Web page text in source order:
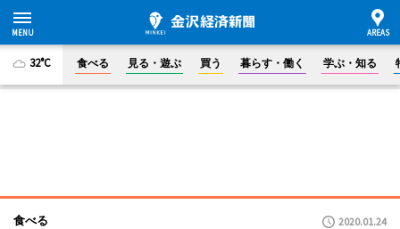
32°C 食べる 見る・遊ぶ 買う 暮らす・働く 学ぶ・知る
食べる 2020.01.24